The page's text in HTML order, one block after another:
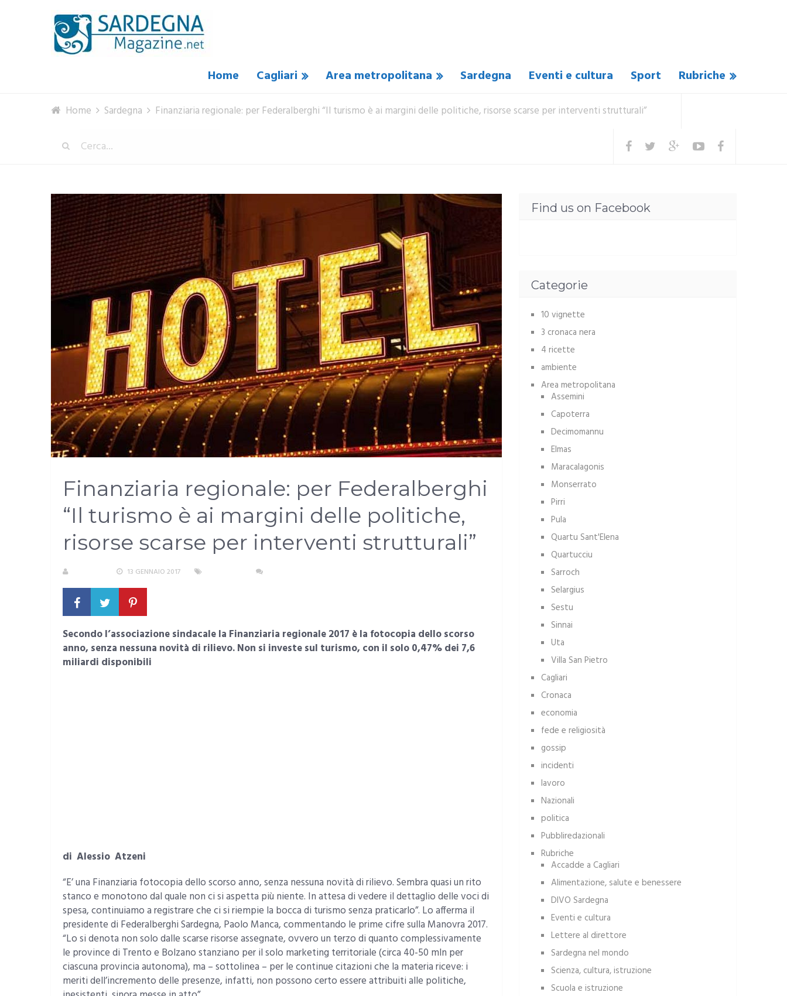
Home Cagliari Area metropolitana Sardegna Eventi e cultura Sport Rubriche
Home Sardegna Finanziaria regionale: per Federalberghi “Il turismo è ai margini delle politiche, risorse scarse per interventi strutturali”
Finanziaria regionale: per Federalberghi
“Il turismo è ai margini delle politiche,
risorse scarse per interventi strutturali”
13 GENNAIO 2017
Secondo l’associazione sindacale la Finanziaria regionale 2017 è la fotocopia dello scorso
anno, senza nessuna novità di rilievo. Non si investe sul turismo, con il solo 0,47% dei 7,6
miliardi disponibili
di Alessio Atzeni
“E’ una Finanziaria fotocopia dello scorso anno, senza nessuna novità di rilievo. Sembra quasi un rito
stanco e monotono dal quale non ci si aspetta più niente. In attesa di vedere il dettaglio delle voci di
spesa, continuiamo a registrare che ci si riempie la bocca di turismo senza praticarlo”. Lo afferma il
presidente di Federalberghi Sardegna, Paolo Manca, commentando le prime cifre sulla Manovra 2017.
“Lo si denota non solo dalle scarse risorse assegnate, ovvero un terzo di quanto complessivamente
le province di Trento e Bolzano stanziano per il solo marketing territoriale (circa 40-50 mln per
ciascuna provincia autonoma), ma – sottolinea – per le continue citazioni che la materia riceve: i
meriti dell’incremento delle presenze, infatti, non possono certo essere attribuiti alle politiche,
Find us on Facebook
Categorie
10 vignette
3 cronaca nera
4 ricette
ambiente
Area metropolitana
Assemini
Capoterra
Decimomannu
Elmas
Maracalagonis
Monserrato
Pirri
Pula
Quartu Sant'Elena
Quartucciu
Sarroch
Selargius
Sestu
Sinnai
Uta
Villa San Pietro
Cagliari
Cronaca
economia
fede e religiosità
gossip
incidenti
lavoro
Nazionali
politica
Pubbliredazionali
Rubriche
Accadde a Cagliari
Alimentazione, salute e benessere
DIVO Sardegna
Eventi e cultura
Lettere al direttore
Sardegna nel mondo
Scienza, cultura, istruzione
Scuola e istruzione